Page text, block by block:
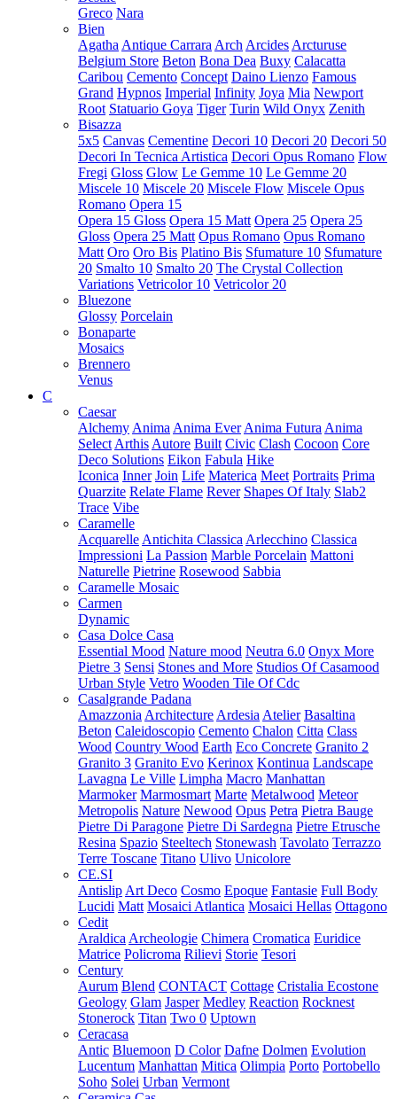
Greco Nara
Bien
Agatha Antique Carrara Arch Arcides Arcturuse
Belgium Store Beton Bona Dea Buxy Calacatta
Caribou Cemento Concept Daino Lienzo Famous
Grand Hypnos Imperial Infinity Joya Mia Newport
Root Statuario Goya Tiger Turin Wild Onyx Zenith
Bisazza
5x5 Canvas Cementine Decori 10 Decori 20 Decori 50
Decori In Tecnica Artistica Decori Opus Romano Flow
Fregi Gloss Glow Le Gemme 10 Le Gemme 20
Miscele 10 Miscele 20 Miscele Flow Miscele Opus
Romano Opera 15
Opera 15 Gloss Opera 15 Matt Opera 25 Opera 25
Gloss Opera 25 Matt Opus Romano Opus Romano
Matt Oro Oro Bis Platino Bis Sfumature 10 Sfumature
20 Smalto 10 Smalto 20 The Crystal Collection
Variations Vetricolor 10 Vetricolor 20
Bluezone
Glossy Porcelain
Bonaparte
Mosaics
Brennero
Venus
C
Caesar
Alchemy Anima Anima Ever Anima Futura Anima
Select Arthis Autore Built Civic Clash Cocoon Core
Deco Solutions Eikon Fabula Hike
Iconica Inner Join Life Materica Meet Portraits Prima
Quarzite Relate Flame Rever Shapes Of Italy Slab2
Trace Vibe
Caramelle
Acquarelle Antichita Classica Arlecchino Classica
Impressioni La Passion Marble Porcelain Mattoni
Naturelle Pietrine Rosewood Sabbia
Caramelle Mosaic
Carmen
Dynamic
Casa Dolce Casa
Essential Mood Nature mood Neutra 6.0 Onyx More
Pietre 3 Sensi Stones and More Studios Of Casamood
Urban Style Vetro Wooden Tile Of Cdc
Casalgrande Padana
Amazzonia Architecture Ardesia Atelier Basaltina
Beton Caleidoscopio Cemento Chalon Citta Class
Wood Country Wood Earth Eco Concrete Granito 2
Granito 3 Granito Evo Kerinox Kontinua Landscape
Lavagna Le Ville Limpha Macro Manhattan
Marmoker Marmosmart Marte Metalwood Meteor
Metropolis Nature Newood Opus Petra Pietra Bauge
Pietre Di Paragone Pietre Di Sardegna Pietre Etrusche
Resina Spazio Steeltech Stonewash Tavolato Terrazzo
Terre Toscane Titano Ulivo Unicolore
CE.SI
Antislip Art Deco Cosmo Epoque Fantasie Full Body
Lucidi Matt Mosaici Atlantica Mosaici Hellas Ottagono
Cedit
Araldica Archeologie Chimera Cromatica Euridice
Matrice Policroma Rilievi Storie Tesori
Century
Aurum Blend CONTACT Cottage Cristalia Ecostone
Geology Glam Jasper Medley Reaction Rocknest
Stonerock Titan Two 0 Uptown
Ceracasa
Antic Bluemoon D Color Dafne Dolmen Evolution
Lucentum Manhattan Mitica Olimpia Porto Portobello
Soho Solei Urban Vermont